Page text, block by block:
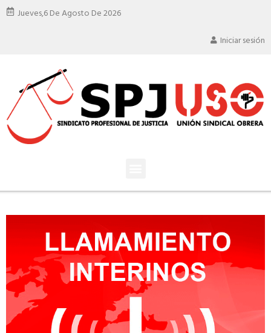
Jueves,6 De Agosto De 2026
Iniciar sesión